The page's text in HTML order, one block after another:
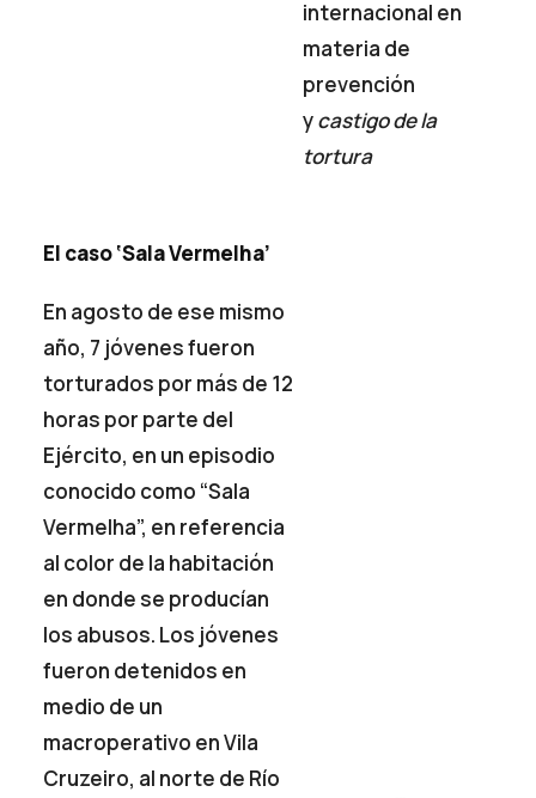
internacional en
materia de
prevención
ycastigo de la
tortura
El caso ‘Sala Vermelha’
En agosto de ese mismo
año, 7 jóvenes fueron
torturados por más de 12
horas por parte del
Ejército, en un episodio
conocido como “Sala
Vermelha”, en referencia
al color de la habitación
en donde se producían
los abusos. Los jóvenes
fueron detenidos en
medio de un
macroperativo en Vila
Cruzeiro, al norte de Río